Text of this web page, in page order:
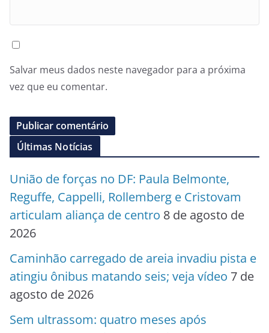
Salvar meus dados neste navegador para a próxima
vez que eu comentar.
Últimas Notícias
União de forças no DF: Paula Belmonte,
Reguffe, Cappelli, Rollemberg e Cristovam
articulam aliança de centro 8 de agosto de
2026
Caminhão carregado de areia invadiu pista e
atingiu ônibus matando seis; veja vídeo 7 de
agosto de 2026
Sem ultrassom: quatro meses após